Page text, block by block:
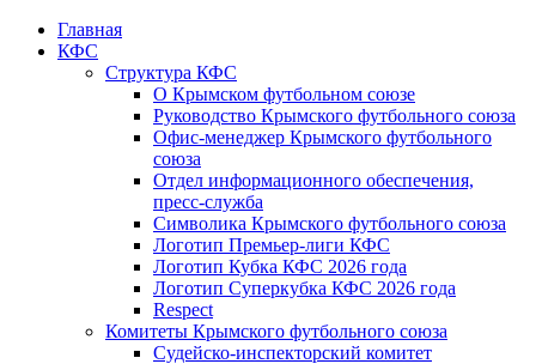
Главная
КФС
Структура КФС
О Крымском футбольном союзе
Руководство Крымского футбольного союза
Офис-менеджер Крымского футбольного
союза
Отдел информационного обеспечения,
пресс-служба
Символика Крымского футбольного союза
Логотип Премьер-лиги КФС
Логотип Кубка КФС 2026 года
Логотип Суперкубка КФС 2026 года
Respect
Комитеты Крымского футбольного союза
Судейско-инспекторский комитет